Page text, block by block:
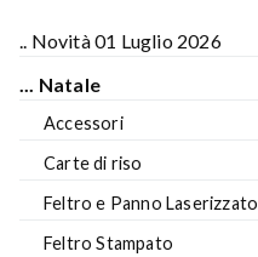
.. Novità 01 Luglio 2026
... Natale
Accessori
Carte di riso
Feltro e Panno Laserizzato
Feltro Stampato